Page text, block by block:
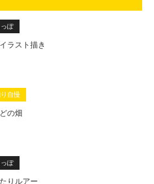
ぽ
ラスト描き
自慢
の畑
ぽ
りルアー